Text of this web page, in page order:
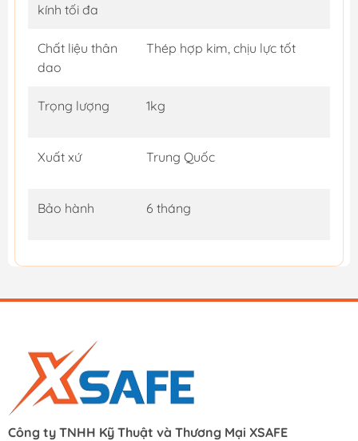
kính tối đa
Chất liệu thân
dao
Thép hợp kim, chịu lực tốt
Trọng lượng 1kg
Xuất xứ Trung Quốc
Bảo hành 6 tháng
Công ty TNHH Kỹ Thuật và Thương Mại XSAFE